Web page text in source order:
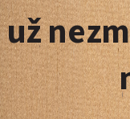
íuž